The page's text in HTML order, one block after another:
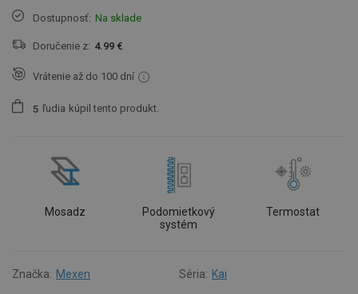
Dostupnosť: Na sklade
Doručenie z: 4.99 €
Vrátenie až do 100 dní
5 ľudia kúpil tento produkt.
Mosadz
Podomietkový
systém
Termostat
Značka: Mexen Séria: Kai